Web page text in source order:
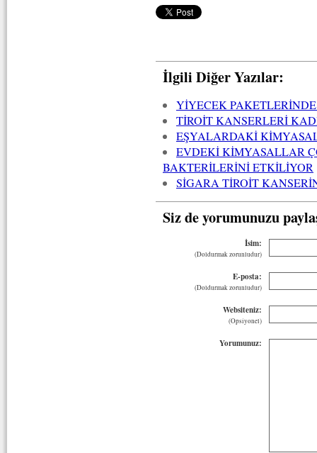
İlgili Diğer Yazılar:
YİYECEK
TİROİT KANSERLERİ
EŞYALARDAKİ
EVDEKİ KİMYASALLAR
BAKTERİLERİNİ ETKİLİYOR
SİGARA TİROİT
Siz de yorumunuzu
İsim:
(Doldurmak zorunludur)
E-posta:
(Doldurmak zorunludur)
Websiteniz:
(Opsiyonel)
Yorumunuz: